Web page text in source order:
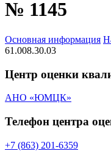
№ 1145
Основная информация
61.008.30.03
Центр оценки
АНО «ЮМЦК»
Телефон центра
+7 (863) 201-6359